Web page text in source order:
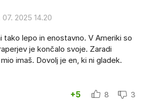
07. 2025 14.20
tako lepo in enostavno. V Ameriki so
je končalo svoje. Zaradi
imaš. Dovolj je en, ki ni gladek.
+5 8 3